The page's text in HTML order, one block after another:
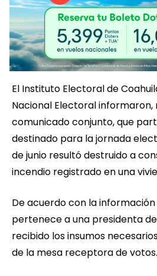
El Instituto Electoral de
Nacional Electoral informaron,
comunicado conjunto, que
destinado para la jornada
de junio resultó destruido a
incendio registrado en una
De acuerdo con la
pertenece a una presidenta
recibido los insumos
de la mesa receptora de votos.